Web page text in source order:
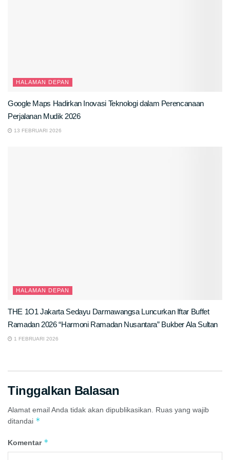
HALAMAN DEPAN
Google Maps Hadirkan Inovasi Teknologi dalam Perencanaan
Perjalanan Mudik 2026
13 FEBRUARI 2026
HALAMAN DEPAN
THE 1O1 Jakarta Sedayu Darmawangsa Luncurkan Iftar Buffet
Ramadan 2026 “Harmoni Ramadan Nusantara” Bukber Ala Sultan
1 FEBRUARI 2026
Tinggalkan Balasan
Alamat email Anda tidak akan dipublikasikan.
Ruas yang wajib
ditandai *
Komentar *